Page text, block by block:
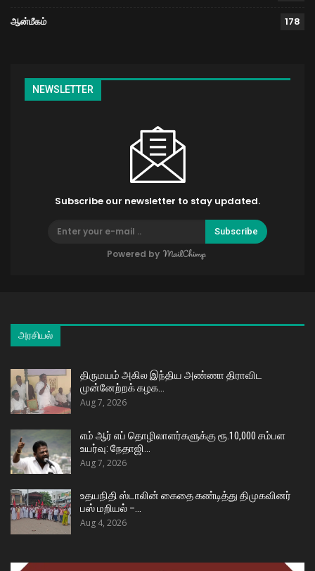
ஆன்மீகம் 178
NEWSLETTER
Subscribe our newsletter to stay updated.
Subscribe
Powered by
அரசியல்
திருமயம் அகில இந்திய அண்ணா திராவிட
முன்னேற்றக் கழக…
Aug 7, 2026
எம் ஆர் எப் தொழிலாளர்களுக்கு ரூ.10,000 சம்பள
உயர்வு: நேதாஜி…
Aug 7, 2026
உதயநிதி ஸ்டாலின் கைதை கண்டித்து திமுகவினர்
பஸ் மறியல் –…
Aug 4, 2026